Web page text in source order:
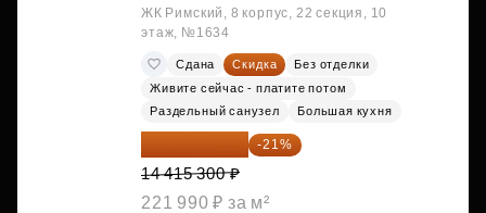
ЖК Римский, 8 корпус, 22 секция, 10
этаж, №1634
Сдана Скидка
Без отделки
Живите сейчас - платите потом
Раздельный санузел
Большая кухня
11 388 087 ₽ -21%
14 415 300 ₽
221 990 ₽ за м²